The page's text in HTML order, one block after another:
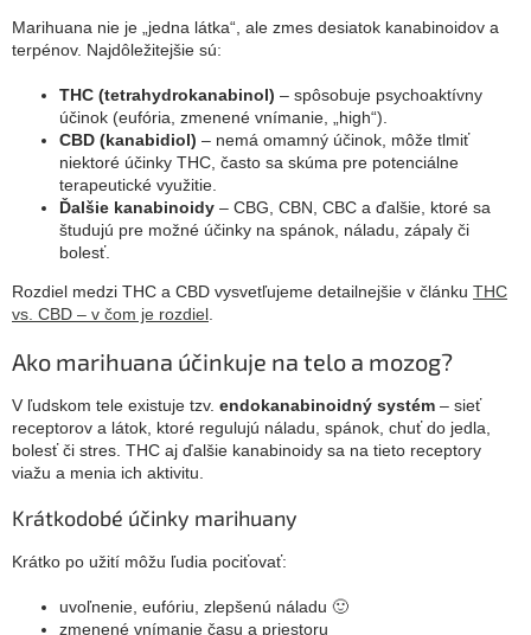
Marihuana nie je „jedna látka“, ale zmes desiatok kanabinoidov a
terpénov. Najdôležitejšie sú:
THC (tetrahydrokanabinol) – spôsobuje psychoaktívny
účinok (eufória, zmenené vnímanie, „high“).
CBD (kanabidiol) – nemá omamný účinok, môže tlmiť
niektoré účinky THC, často sa skúma pre potenciálne
terapeutické využitie.
Ďalšie kanabinoidy – CBG, CBN, CBC a ďalšie, ktoré sa
študujú pre možné účinky na spánok, náladu, zápaly či
bolesť.
Rozdiel medzi THC a CBD vysvetľujeme detailnejšie v článku THC
vs. CBD – v čom je rozdiel
Ako marihuana účinkuje na telo a mozog?
V ľudskom tele existuje tzv. endokanabinoidný systém – sieť
receptorov a látok, ktoré regulujú náladu, spánok, chuť do jedla,
bolesť či stres. THC aj ďalšie kanabinoidy sa na tieto receptory
viažu a menia ich aktivitu.
Krátkodobé účinky marihuany
Krátko po užití môžu ľudia pociťovať:
uvoľnenie, eufóriu, zlepšenú náladu 🙂
zmenené vnímanie času a priestoru